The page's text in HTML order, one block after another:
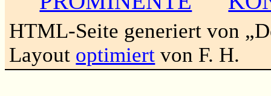
HTML-Seite generiert von
Layout optimiert von F. H.